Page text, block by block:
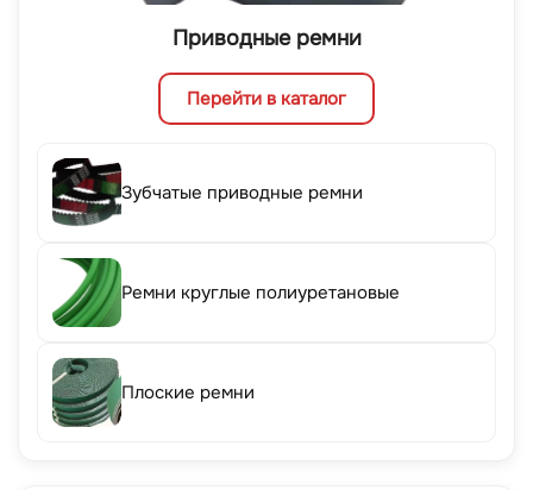
Приводные ремни
Перейти в каталог
Зубчатые приводные ремни
Ремни круглые полиуретановые
Плоские ремни